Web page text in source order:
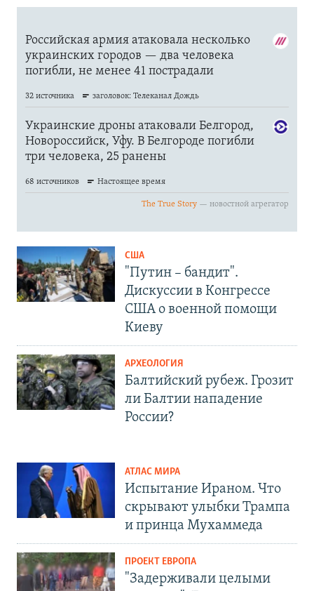
США
"Путин – бандит".
Дискуссии в Конгрессе
США о военной помощи
Киеву
АРХЕОЛОГИЯ
Балтийский рубеж. Грозит
ли Балтии нападение
России?
АТЛАС МИРА
Испытание Ираном. Что
скрывают улыбки Трампа
и принца Мухаммеда
ПРОЕКТ ЕВРОПА
"Задерживали целыми